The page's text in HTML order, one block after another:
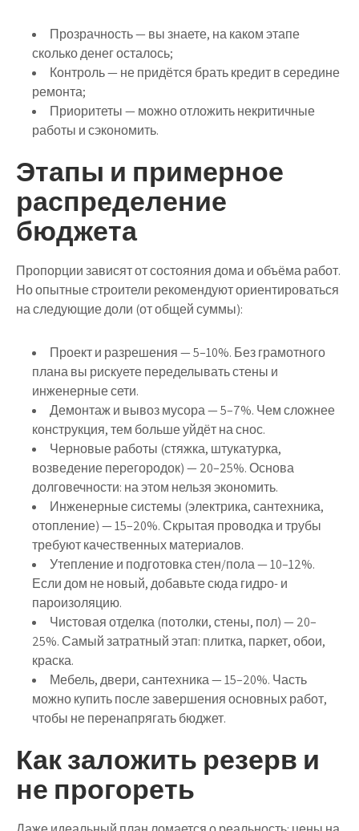
Прозрачность— вы знаете, на каком этапе
сколько денег осталось;
Контроль— не придётся брать кредит в середине
ремонта;
Приоритеты— можно отложить некритичные
работы и сэкономить.
Этапы и примерное
распределение
бюджета
Пропорции зависят от состояния дома и объёма работ.
Но опытные строители рекомендуют ориентироваться
на следующие доли (от общей суммы):
Проект и разрешения — 5–10%. Без грамотного
плана вы рискуете переделывать стены и
инженерные сети.
Демонтаж и вывоз мусора — 5–7%. Чем сложнее
конструкция, тем больше уйдёт на снос.
Черновые работы (стяжка, штукатурка,
возведение перегородок) — 20–25%. Основа
долговечности: на этом нельзя экономить.
Инженерные системы (электрика, сантехника,
отопление) — 15–20%. Скрытая проводка и трубы
требуют качественных материалов.
Утепление и подготовка стен/пола — 10–12%.
Если дом не новый, добавьте сюда гидро- и
пароизоляцию.
Чистовая отделка (потолки, стены, пол) — 20–
25%. Самый затратный этап: плитка, паркет, обои,
краска.
Мебель, двери, сантехника — 15–20%. Часть
можно купить после завершения основных работ,
чтобы не перенапрягать бюджет.
Как заложить резерв и
не прогореть